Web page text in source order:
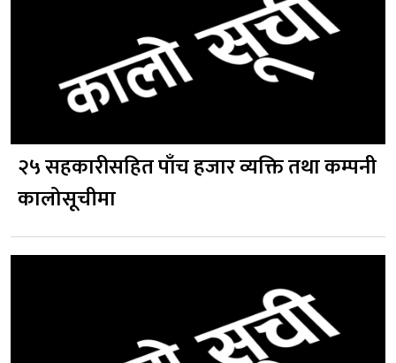
२५ सहकारीसहित पाँच हजार व्यक्ति तथा कम्पनी
कालोसूचीमा